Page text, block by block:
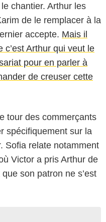
chantier. Arthur les
de le remplacer à la
accepte. Mais il
Arthur qui veut le
pour en parler à
de creuser cette
tour des commerçants
spécifiquement sur la
Sofia relate notamment
Victor a pris Arthur de
son patron ne s’est